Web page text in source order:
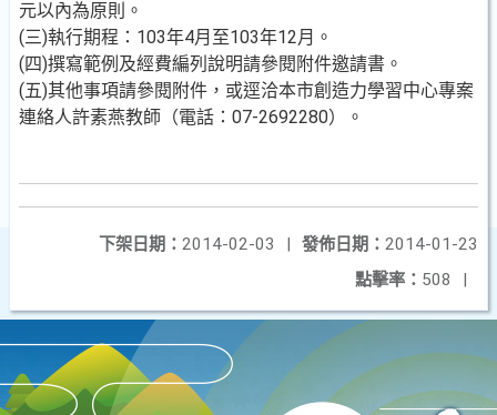
元以內為原則。
(三)執行期程：103年4月至103年12月。
(四)撰寫範例及經費編列說明請參閱附件邀請書。
(五)其他事項請參閱附件，或逕洽本市創造力學習中心專案
連絡人許素燕教師（電話：07-2692280）。
發佈日期： 2014-01-23
下架日期： 2014-02-03
|
點擊率： 508 |